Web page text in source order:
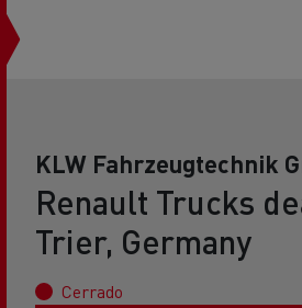
KLW Fahrzeugtechnik
Renault Trucks
Trier, Germany
Cerrado